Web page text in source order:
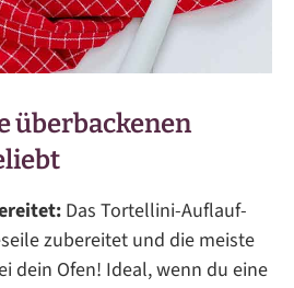
überbackenen
Das Tortellini-Auflauf-
zubereitet und die meiste
dein Ofen! Ideal, wenn du eine